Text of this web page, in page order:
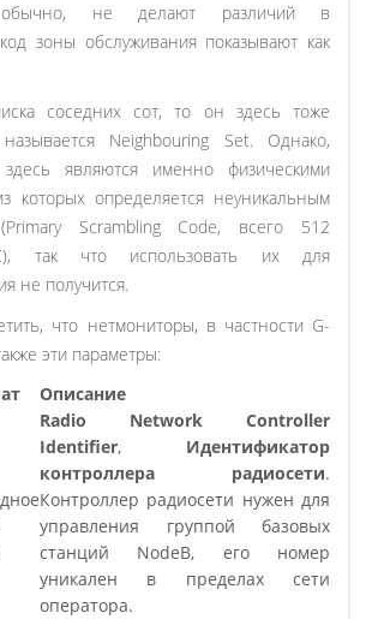
обычно, не делают различий в
зоны обслуживания показывают как
соседних сот, то он здесь тоже
называется Neighbouring Set. Однако,
являются именно физическими
которых определяется неуникальным
Scrambling Code, всего 512
так что использовать их для
не получится.
что нетмониторы, в частности G-
эти параметры:
Описание
Radio Network Controller
Identifier, Идентификатор
контроллера радиосети.
Контроллер радиосети нужен для
управления группой базовых
станций NodeB, его номер
уникален в пределах сети
оператора.